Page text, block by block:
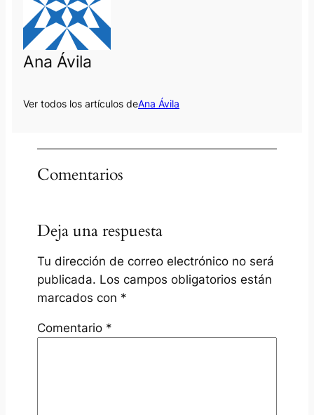
Ana Ávila
Ver todos los artículos deAna Ávila
Comentarios
Deja una respuesta
Tu dirección de correo electrónico no será
publicada. Los campos obligatorios están
marcados con *
Comentario *